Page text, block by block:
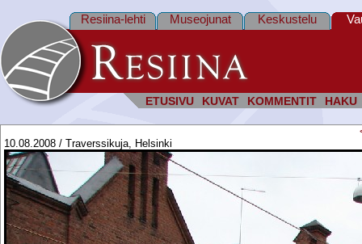
ETUSIVU KUVAT KOMMENTIT HAKU
Resiina-lehti Museojunat Keskustelu
10.08.2008 / Traverssikuja, Helsinki